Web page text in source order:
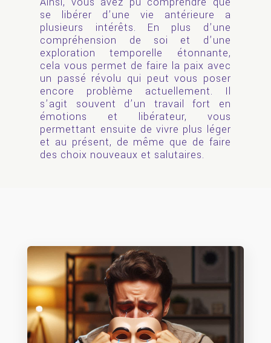
se libérer d’une vie antérieure a
plusieurs intérêts. En plus d’une
compréhension de soi et d’une
exploration temporelle étonnante,
cela vous permet de faire la paix avec
un passé révolu qui peut vous poser
encore problème actuellement. Il
s’agit souvent d’un travail fort en
émotions et libérateur, vous
permettant ensuite de vivre plus léger
et au présent, de même que de faire
des choix nouveaux et salutaires.